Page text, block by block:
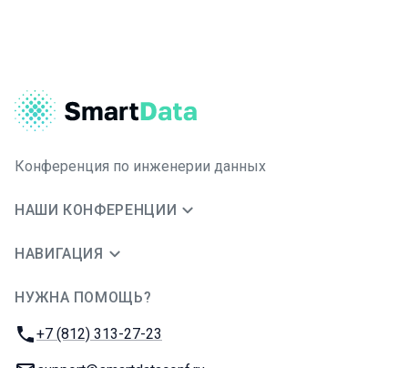
Конференция по инженерии данных
НАШИ КОНФЕРЕНЦИИ
НАВИГАЦИЯ
НУЖНА ПОМОЩЬ?
Телефон:
+7 (812) 313-27-23